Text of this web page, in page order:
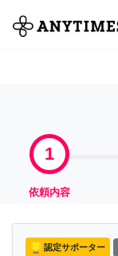
全て
1
依頼内容
認定サポーター